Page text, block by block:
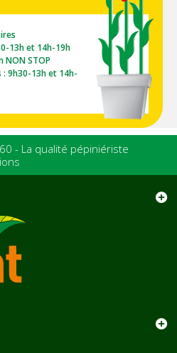
13h et 14h-19h
NON STOP
9h30-13h et 14h-
- La qualité pépiniériste